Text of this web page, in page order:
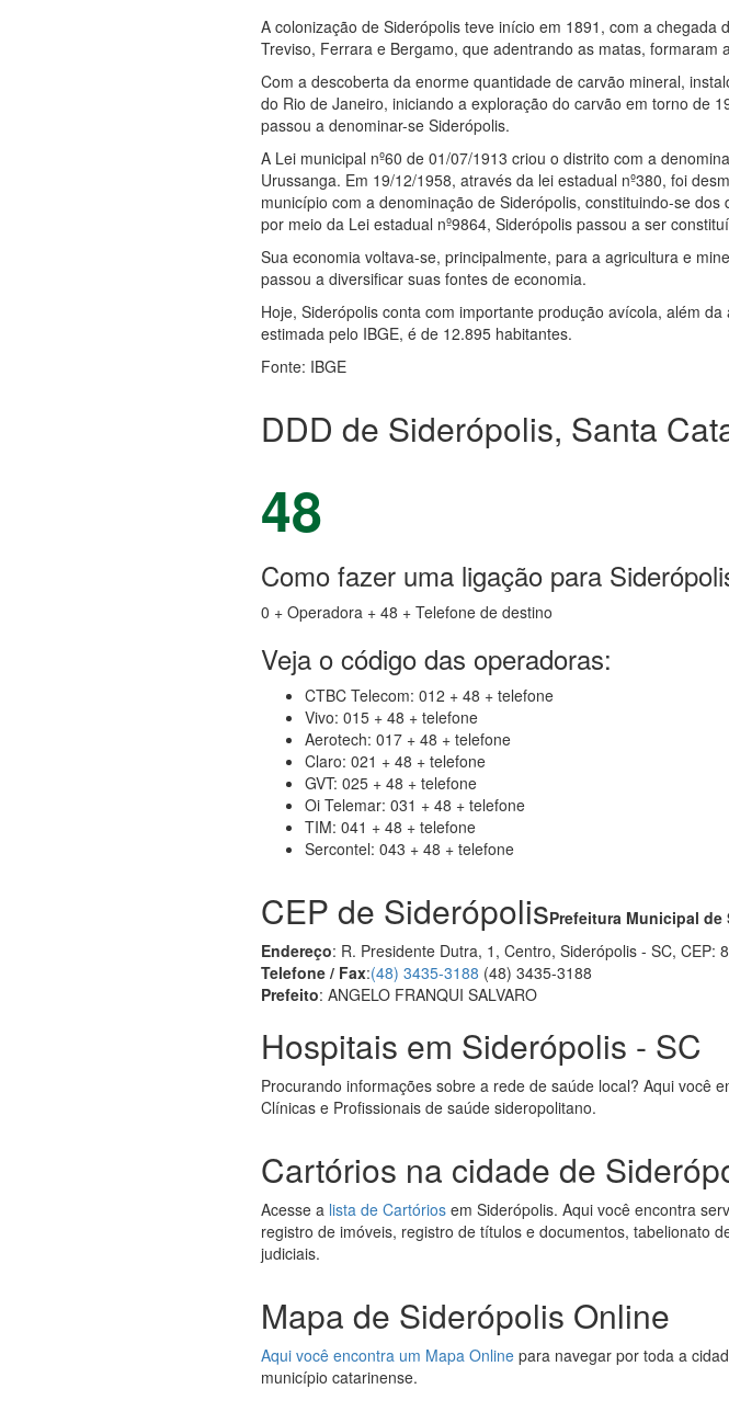
A colonização de Siderópolis teve início em 1891, com a chegada
Treviso, Ferrara e Bergamo, que adentrando as matas,
Com a descoberta da enorme quantidade de carvão mineral,
do Rio de Janeiro, iniciando a exploração do carvão em torno de
passou a denominar-se Siderópolis.
A Lei municipal nº60 de 01/07/1913 criou o distrito com a
Urussanga. Em 19/12/1958, através da lei estadual nº380, foi
município com a denominação de Siderópolis, constituindo-se
por meio da Lei estadual nº9864, Siderópolis passou a ser
Sua economia voltava-se, principalmente, para a agricultura e
passou a diversificar suas fontes de economia.
Hoje, Siderópolis conta com importante produção avícola, além
estimada pelo IBGE, é de 12.895 habitantes.
Fonte: IBGE
DDD de Siderópolis, Santa
48
Como fazer uma ligação para
0 + Operadora + 48 + Telefone de destino
Veja o código das operadoras:
CTBC Telecom: 012 + 48 + telefone
Vivo: 015 + 48 + telefone
Aerotech: 017 + 48 + telefone
Claro: 021 + 48 + telefone
GVT: 025 + 48 + telefone
Oi Telemar: 031 + 48 + telefone
TIM: 041 + 48 + telefone
Sercontel: 043 + 48 + telefone
CEP de SiderópolisPrefeitura Municipal
Endereço: R. Presidente Dutra, 1, Centro, Siderópolis - SC, CEP:
Telefone / Fax:(48) 3435-3188 (48) 3435-3188
Prefeito: ANGELO FRANQUI SALVARO
Hospitais em Siderópolis - SC
Procurando informações sobre a rede de saúde local? Aqui você
Clínicas e Profissionais de saúde sideropolitano.
Cartórios na cidade de
Acesse a lista de Cartórios em Siderópolis. Aqui você encontra
registro de imóveis, registro de títulos e documentos, tabelionato
judiciais.
Mapa de Siderópolis Online
Aqui você encontra um Mapa Online para navegar por toda a
município catarinense.